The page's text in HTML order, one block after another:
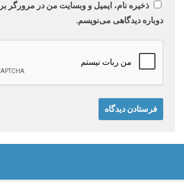
ذخیره نام، ایمیل و وبسایت من در مرورگر
دوباره دیدگاهی می‌نویسم.